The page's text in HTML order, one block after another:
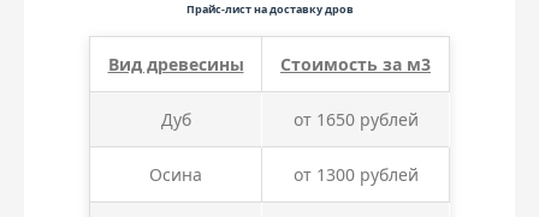
Прайс-лист на доставку дров
Вид древесины Стоимость за м3
Дуб от 1650 рублей
Осина от 1300 рублей